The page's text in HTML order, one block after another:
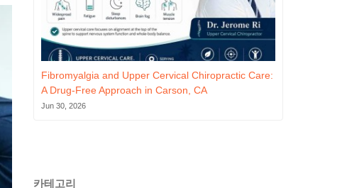
Fibromyalgia and Upper Cervical Chiropractic Care:
A Drug-Free Approach in Carson, CA
Jun 30, 2026
카테고리